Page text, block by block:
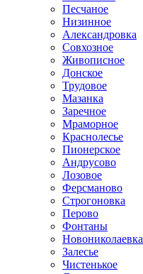
Песчаное
Низинное
Александровка
Совхозное
Живописное
Донское
Трудовое
Мазанка
Заречное
Мраморное
Краснолесье
Пионерское
Андрусово
Лозовое
Ферсманово
Строгоновка
Перово
Фонтаны
Новониколаевка
Залесье
Чистенькое